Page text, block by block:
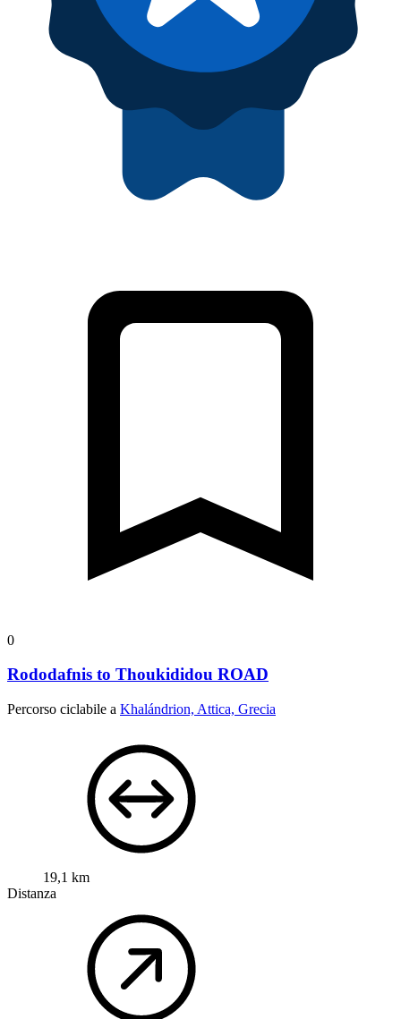
0
Rododafnis to Thoukididou ROAD
Percorso ciclabile a Khalándrion, Attica, Grecia
19,1 km
Distanza